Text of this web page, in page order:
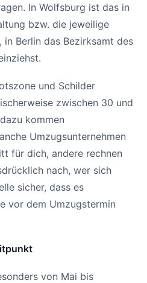
In Wolfsburg ist das in
bzw. die jeweilige
in Berlin das Bezirksamt des
und Schilder
zwischen 30 und
kommen
Umzugsunternehmen
für dich, andere rechnen
nach, wer sich
sicher, dass es
vor dem Umzugstermin
von Mai bis